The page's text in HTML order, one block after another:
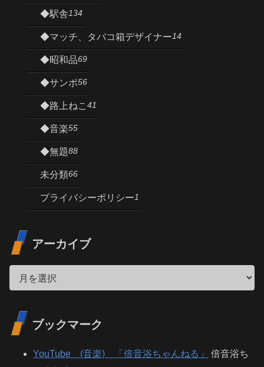
◆駅舎134
◆マッチ、タバコ箱デザイナー14
◆昭和品69
◆サンポ56
◆路上ねこ 41
◆音楽55
◆無題88
未分類66
プライバシーポリシー1
アーカイブ
ブックマーク
YouTube (音楽) 「倍音浴ちゃんねる」
倍音浴ち